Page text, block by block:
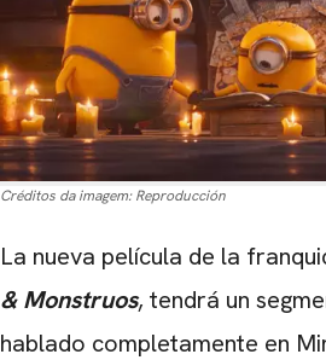
Créditos da imagem: Reproducción
La nueva película de la
& Monstruos, tendrá un
hablado completamente en